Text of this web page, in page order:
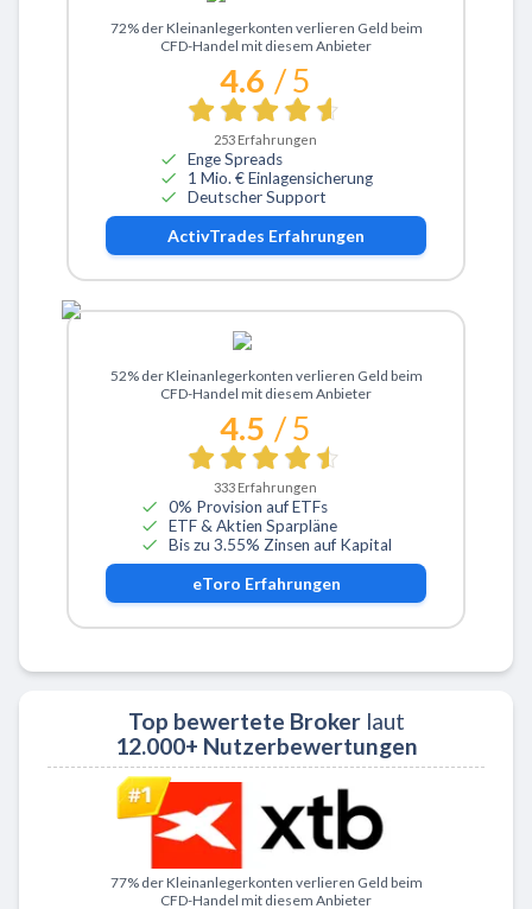
Zu ActivTrades
72% der Kleinanlegerkonten verlieren Geld beim
CFD-Handel mit diesem Anbieter
4.6 / 5
253 Erfahrungen
Enge Spreads
1 Mio. € Einlagensicherung
Deutscher Support
ActivTrades Erfahrungen
Zu eToro
52% der Kleinanlegerkonten verlieren Geld beim
CFD-Handel mit diesem Anbieter
4.5 / 5
333 Erfahrungen
0% Provision auf ETFs
ETF & Aktien Sparpläne
Bis zu 3.55% Zinsen auf Kapital
eToro Erfahrungen
Top bewertete Brokerlaut
12.000+ Nutzerbewertungen
Zu XTB
77% der Kleinanlegerkonten verlieren Geld beim
CFD-Handel mit diesem Anbieter